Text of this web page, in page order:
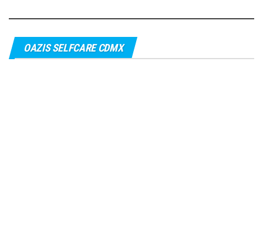
OAZIS SELFCARE CDMX